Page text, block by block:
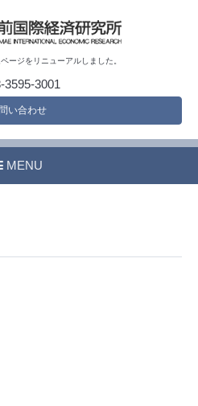
ージをリニューアルしました。
3595-3001
い合わせ
MENU